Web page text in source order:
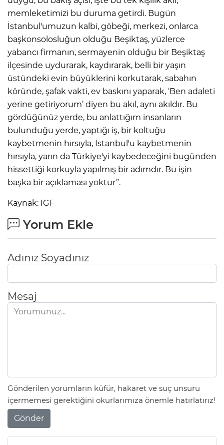
memleketimizi bu duruma getirdi. Bugün
İstanbul'umuzun kalbi, göbeği, merkezi, onlarca
başkonsolosluğun olduğu Beşiktaş, yüzlerce
yabancı firmanın, sermayenin olduğu bir Beşiktaş
ilçesinde uydurarak, kaydırarak, belli bir yaşın
üstündeki evin büyüklerini korkutarak, sabahın
köründe, şafak vakti, ev baskını yaparak, ‘Ben adaleti
yerine getiriyorum’ diyen bu akıl, aynı akıldır. Bu
gördüğünüz yerde, bu anlattığım insanların
bulunduğu yerde, yaptığı iş, bir koltuğu
kaybetmenin hırsıyla, İstanbul'u kaybetmenin
hırsıyla, yarın da Türkiye'yi kaybedeceğini bugünden
hissettiği korkuyla yapılmış bir adımdır. Bu işin
başka bir açıklaması yoktur”.
Kaynak: IGF
Yorum Ekle
Adınız Soyadınız
Mesaj
Gönderilen yorumların küfür, hakaret ve suç unsuru
içermemesi gerektiğini okurlarımıza önemle hatırlatırız!
Gönder